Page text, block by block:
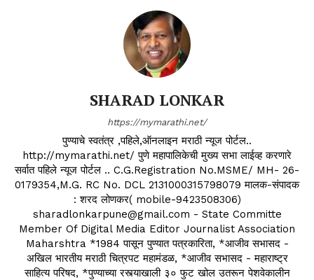
SHARAD LONKAR
https://mymarathi.net/
पुण्याचे स्वतंत्र ,पहिले,ऑनलाइन मराठी न्यूज पोर्टल..
http://mymarathi.net/ पुणे महापालिकेची मुख्य सभा लाईव्ह करणारे
सर्वात पहिले न्यूज पोर्टल .. C.G.Registration No.MSME/ MH- 26-
0179354,M.G. RC No. DCL 2131000315798079 मालक-संपादक
: शरद लोणकर( mobile-9423508306)
sharadlonkarpune@gmail.com - State Committe
Member Of Digital Media Editor Journalist Association
Maharshtra *1984 पासून पुण्यात पत्रकारिता, *आजीव सभासद -
अखिल भारतीय मराठी चित्रपट महामंडळ, *आजीव सभासद - महाराष्ट्र
साहित्य परिषद, *पुण्याच्या रस्त्याखाली ३० फुट खोल उतरून पेशवेकालीन